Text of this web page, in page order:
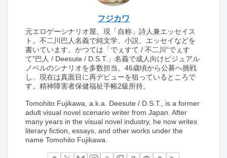
フジカワ
元エロゲーシナリオ屋、現「自称」詩人兼エッセイス
ト。不二川巴人名義で純文学、小説、エッセイなどを
書いています。かつては「でぇすて / 不二川“でぇす
て”巴人 / Deesute / D.S.T.」名義で成人向けビジュアル
ノベルのシナリオを多数担当。46歳頃から公募へ挑戦
し、現在は真面目に再デビューを狙っているところで
す。精神障害者保健福祉手帳2級所持。
Tomohito Fujikawa, a.k.a. Deesute / D.S.T., is a former
adult visual novel scenario writer from Japan. After
many years in the visual novel industry, he now writes
literary fiction, essays, and other works under the
name Tomohito Fujikawa.